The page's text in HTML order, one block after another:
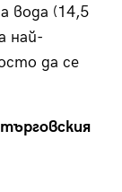
вода (14,5
най-
да се